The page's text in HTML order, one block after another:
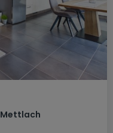
Mettlach